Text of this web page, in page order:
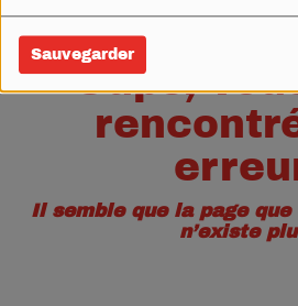
Sauvegarder
Oups,
Il semble que la page que
n’existe